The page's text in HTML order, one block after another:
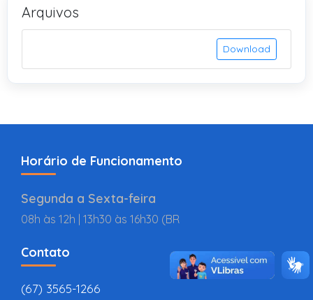
Arquivos
Download
Horário de Funcionamento
Segunda a Sexta-feira
08h às 12h | 13h30 às 16h30 (BR
Contato
(67) 3565-1266